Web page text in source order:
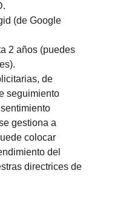
(de Google
2 años (puedes
de
seguimiento
gestiona a
colocar
del
directrices de